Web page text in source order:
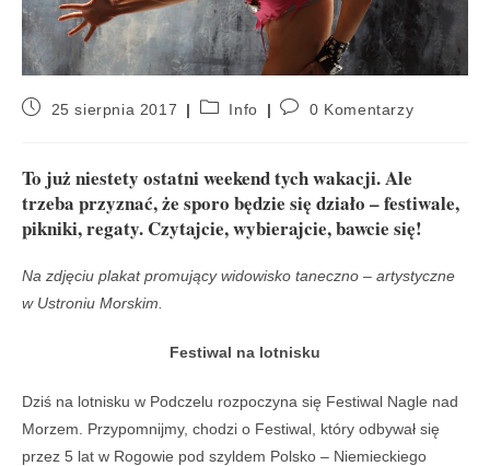
25 sierpnia 2017 Info 0 Komentarzy
To już niestety ostatni weekend tych wakacji. Ale
trzeba przyznać, że sporo będzie się działo – festiwale,
pikniki, regaty. Czytajcie, wybierajcie, bawcie się!
Na zdjęciu plakat promujący widowisko taneczno – artystyczne
w Ustroniu Morskim.
Festiwal na lotnisku
Dziś na lotnisku w Podczelu rozpoczyna się Festiwal Nagle nad
Morzem. Przypomnijmy, chodzi o Festiwal, który odbywał się
przez 5 lat w Rogowie pod szyldem Polsko – Niemieckiego